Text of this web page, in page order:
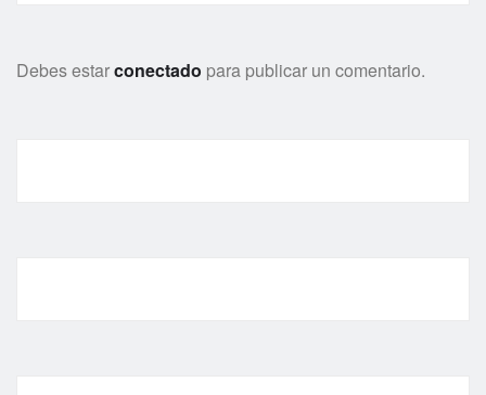
Debes estarconectado para publicar un comentario.